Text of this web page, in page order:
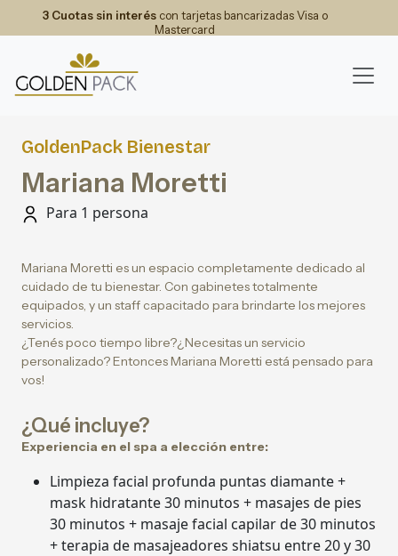
3 Cuotas sin interéscon tarjetas bancarizadas Visa o
Mastercard
GoldenPack Bienestar
Mariana Moretti
Para 1 persona
Mariana Moretti es un espacio completamente dedicado al
cuidado de tu bienestar. Con gabinetes totalmente
equipados, y un staff capacitado para brindarte los mejores
servicios.
¿Tenés poco tiempo libre?¿Necesitas un servicio
personalizado? Entonces Mariana Moretti está pensado para
vos!
¿Qué incluye?
Experiencia en el spa a elección entre:
Limpieza facial profunda puntas diamante +
mask hidratante 30 minutos + masajes de pies
30 minutos + masaje facial capilar de 30 minutos
+ terapia de masajeadores shiatsu entre 20 y 30